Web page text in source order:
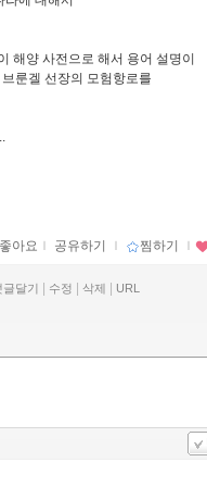
해양 사전으로 해서 용어 설명이
룬겔 선장의 모험항로를
좋아요 ｌ 공유하기 ｌ 찜하기 ｌ
글달기 수정 삭제 URL